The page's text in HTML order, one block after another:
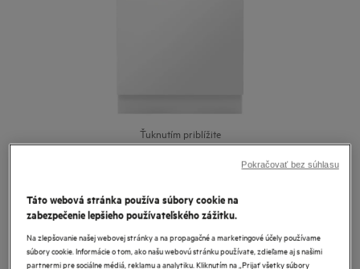
Ťuknutím priblížite
GT5200D1SNM
Vstavaná umývačka riadu Favorit
5000 AirDry
0 (0)
Táto webová stránka používa súbory cookie na
zabezpečenie lepšieho používateľského zážitku.
Na zlepšovanie našej webovej stránky a na propagačné a marketingové účely používame
súbory cookie. Informácie o tom, ako našu webovú stránku používate, zdieľame aj s našimi
partnermi pre sociálne médiá, reklamu a analytiku. Kliknutím na „Prijať všetky súbory
Pokračovať bez súhlasu